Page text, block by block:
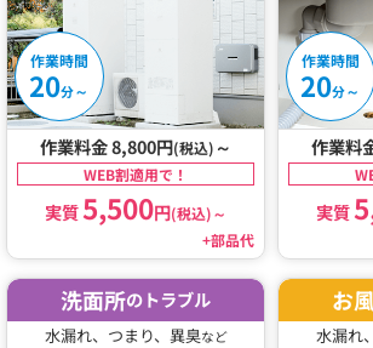
作業時間
20分～
作業料金 8,800円(税込) ～
WEB割適用で！
実質5,500円(税込)～
+部品代
作業時間
20分～
作業料
実質
洗面所のトラブル
水漏れ、つまり、異臭など
お
水漏れ